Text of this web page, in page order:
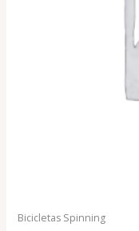
Bicicletas Spinning